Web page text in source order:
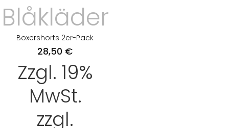
Blåkläder
Boxershorts 2er-Pack
28,50 €
Zzgl. 19%
MwSt.
zzgl.